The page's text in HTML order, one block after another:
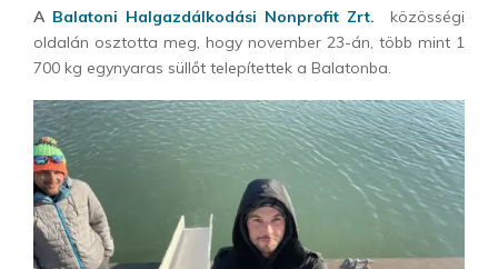
A Balatoni Halgazdálkodási Nonprofit Zrt.
közösségi
oldalán osztotta meg, hogy november 23-án, több mint 1
700 kg egynyaras süllőt telepítettek a Balatonba.